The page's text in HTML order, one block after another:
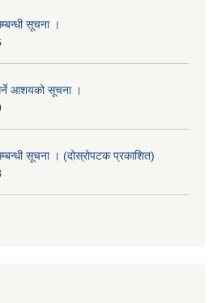
सूचना ।
आशयको सूचना ।
सूचना । (दोस्रोपटक प्रकाशित)